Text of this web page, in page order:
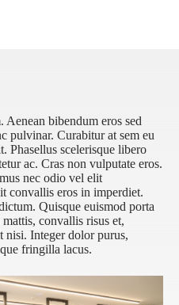
bibendum eros sed
pulvinar. Curabitur at sem eu
Phasellus scelerisque libero
ac. Cras non vulputate eros.
nec odio vel elit
convallis eros in imperdiet.
Quisque euismod porta
convallis risus et,
nisi. Integer dolor purus,
fringilla lacus.